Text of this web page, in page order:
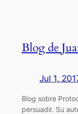
Blog de
Jul 1,
Blog sobre
persuadir. Su